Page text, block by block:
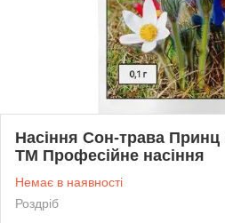
Насіння Сон-трава Принц
ТМ Професійне насіння
Немає в наявності
Роздріб